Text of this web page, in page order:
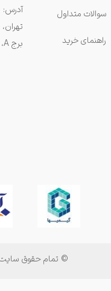
سوالات متداول
راهنمای خرید
© تمام حقوق سایت
آدرس:
برج A، طبقه ۹، واحد ۹۰۱ - کد پستی 1969763743